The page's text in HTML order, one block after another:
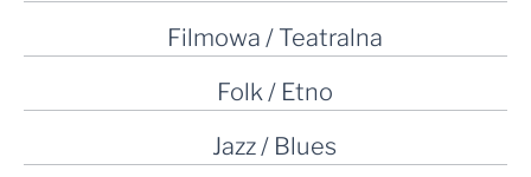
Filmowa / Teatralna
Folk / Etno
Jazz / Blues